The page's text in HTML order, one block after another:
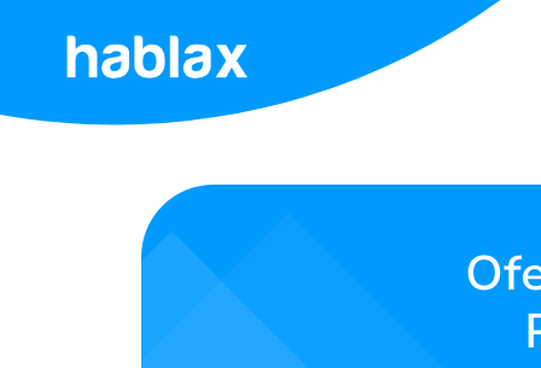
Início